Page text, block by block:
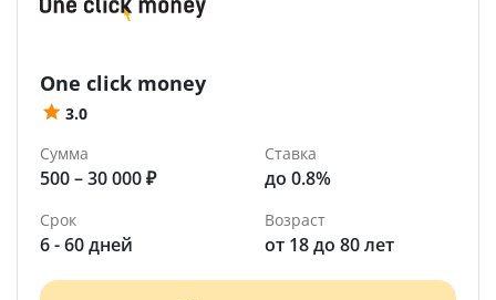
One click money
3.0
Сумма
500 – 30 000 ₽
Ставка
до 0.8%
Срок
6 - 60 дней
Возраст
от 18 до 80 лет